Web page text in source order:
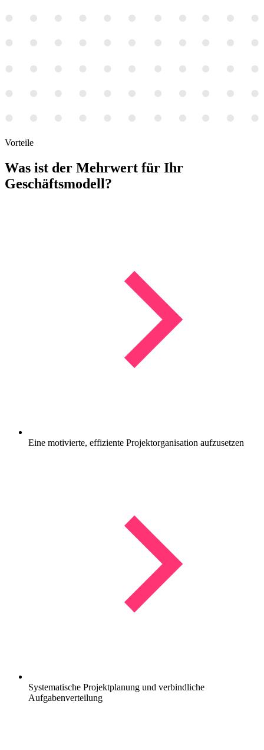
Vorteile
Was ist der Mehrwert für Ihr
Geschäftsmodell?
Eine motivierte, effiziente Projektorganisation aufzusetzen
Systematische Projektplanung und verbindliche
Aufgabenverteilung